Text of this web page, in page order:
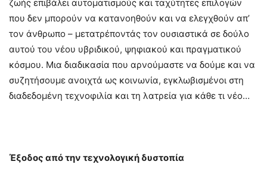
ζωής επιβάλει αυτοματισμούς και ταχύτητες επιλογών
που δεν μπορούν να κατανοηθούν και να ελεγχθούν απ’
τον άνθρωπο – μετατρέποντάς τον ουσιαστικά σε δούλο
αυτού του νέου υβριδικού, ψηφιακού και πραγματικού
κόσμου. Μια διαδικασία που αρνούμαστε να δούμε και να
συζητήσουμε ανοιχτά ως κοινωνία, εγκλωβισμένοι στη
διαδεδομένη τεχνοφιλία και τη λατρεία για κάθε τι νέο…
Έξοδος από την τεχνολογική δυστοπία